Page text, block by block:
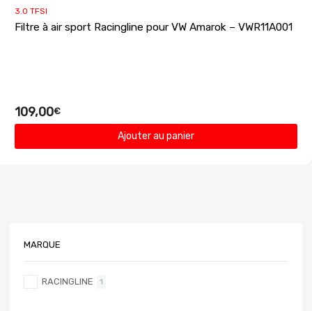
3.0 TFSI
Filtre à air sport Racingline pour VW Amarok – VWR11A001
109,00€
Ajouter au panier
MARQUE
RACINGLINE 1